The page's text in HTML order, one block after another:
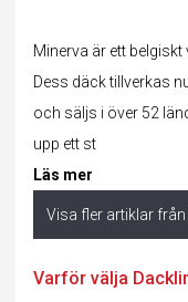
Minerva är ett
Dess däcktillverkas
och säljs i över 52
upp ett st
Läs mer
Visa fler artiklar
Varför välja